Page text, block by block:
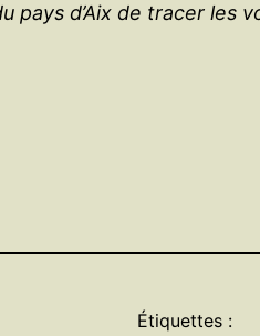
pays d’Aix de tracer les
Étiquettes :